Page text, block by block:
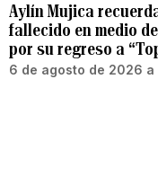
Aylín Mujica
fallecido en medio
por su regreso a
6 de agosto de 2026 a